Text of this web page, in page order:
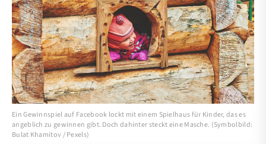
Ein Gewinnspiel auf Facebook lockt mit einem Spielhaus für Kinder, das es
angeblich zu gewinnen gibt. Doch dahinter steckt eine Masche. (Symbolbild:
Bulat Khamitov / Pexels)